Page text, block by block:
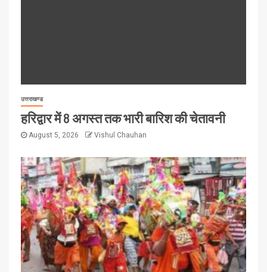
उत्तराखण्ड
हरिद्वार में 8 अगस्त तक भारी बारिश की चेतावनी
August 5, 2026 Vishul Chauhan